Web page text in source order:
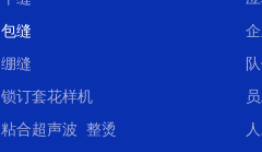
包缝
绷缝
锁订套花样机
粘合超声波 整烫